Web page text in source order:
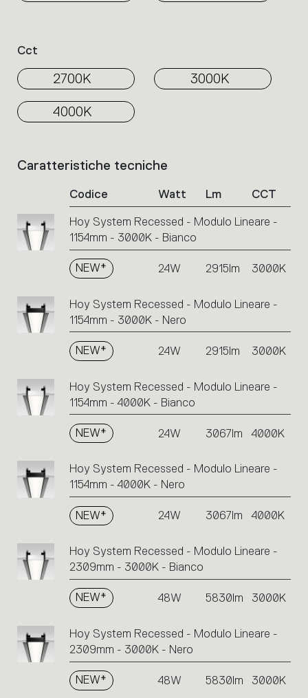
Cct
2700K 3000K
4000K
Elenco
Cliccare
sul
singolo
sulle
icone
per
Caratteristiche tecniche
Codice Watt Lm CCT
Hoy System Recessed - Modulo Lineare -
1154mm - 3000K - Bianco
NEW* 24W 2915lm 3000K
Hoy System Recessed - Modulo Lineare -
1154mm - 3000K - Nero
NEW* 24W 2915lm 3000K
Hoy System Recessed - Modulo Lineare -
1154mm - 4000K - Bianco
NEW* 24W 3067lm 4000K
Hoy System Recessed - Modulo Lineare -
1154mm - 4000K - Nero
NEW* 24W 3067lm 4000K
Hoy System Recessed - Modulo Lineare -
2309mm - 3000K - Bianco
NEW* 48W 5830lm 3000K
Hoy System Recessed - Modulo Lineare -
2309mm - 3000K - Nero
NEW* 48W 5830lm 3000K